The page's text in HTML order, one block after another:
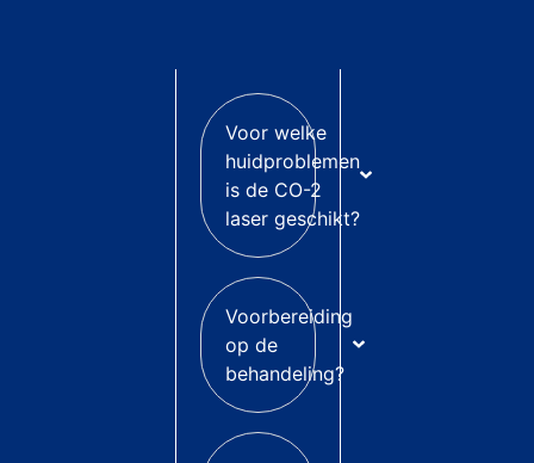
Voor welke
huidproblemen
is de CO-2
laser geschikt?
Voorbereiding
op de
behandeling?